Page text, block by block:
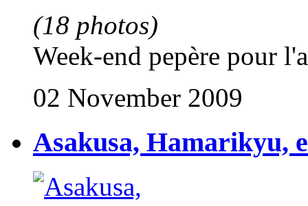
(18 photos)
Week-end pepère pour
02 November 2009
Asakusa, Hamarikyu,